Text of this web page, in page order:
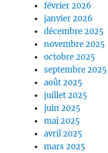
février 2026
janvier 2026
décembre 2025
novembre 2025
octobre 2025
septembre 2025
août 2025
juillet 2025
juin 2025
mai 2025
avril 2025
mars 2025